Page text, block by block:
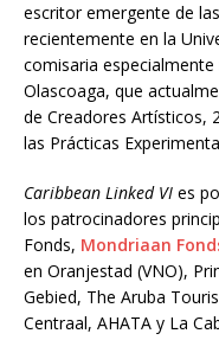
escritor emergente de
recientemente en la
comisaria
Olascoaga, que
de Creadores Artísticos,
las Prácticas
Caribbean Linked VI es
los patrocinadores
Fonds, Mondriaan
en Oranjestad (VNO),
Gebied, The Aruba
Centraal, AHATA y La